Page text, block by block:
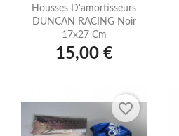
Housses D'amortisseurs
DUNCAN RACING Noir
17x27 Cm
15,00 €
favorite_border